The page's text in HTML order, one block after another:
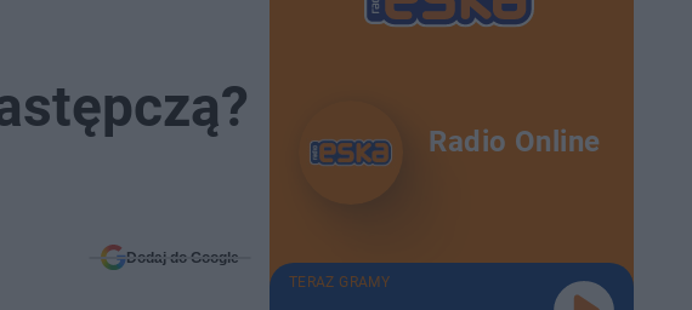
Dodaj do Google
Radio Online
TERAZ GRAMY